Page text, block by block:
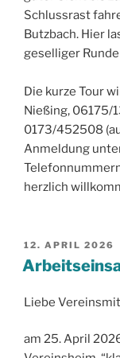
Schlussrast
Butzbach. Hier
geselliger
Die kurze Tour
Nießing, 06175/
0173/452508
Anmeldung
herzlich
AM
12. APRIL 2026
Liebe
am 25. April